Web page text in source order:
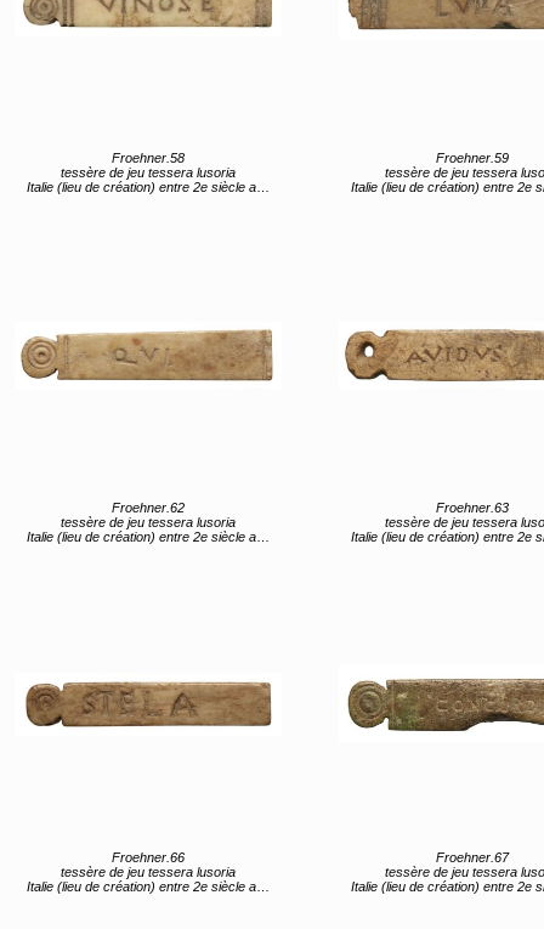
Froehner.58
tessère de jeu tessera lusoria
Italie (lieu de création) entre 2e siècle av JC et 1er siècle av JC
Froehner.59
tessère de jeu tessera
Italie (lieu de création) entre 2e siècle av JC et 1er
Froehner.62
tessère de jeu tessera lusoria
Italie (lieu de création) entre 2e siècle av JC et 1er siècle av JC
Froehner.63
tessère de jeu tessera
Italie (lieu de création) entre 2e siècle av JC et 1er
Froehner.66
tessère de jeu tessera lusoria
Italie (lieu de création) entre 2e siècle av JC et 1er siècle av JC
Froehner.67
tessère de jeu tessera
Italie (lieu de création) entre 2e siècle av JC et 1er